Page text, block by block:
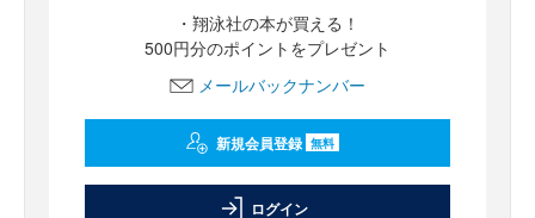
・翔泳社の本が買える！
500円分のポイントをプレゼント
メールバックナンバー
新規会員登録 無料
ログイン